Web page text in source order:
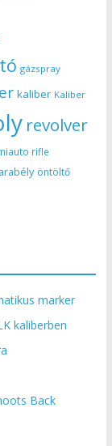
gázspray
kaliber Kaliber
revolver
rifle
öntöltő
marker
kaliberben
Back